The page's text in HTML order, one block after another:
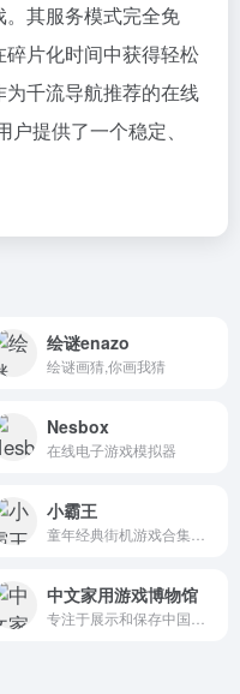
其服务模式完全免
片化时间中获得轻松
千流导航推荐的在线
提供了一个稳定、
绘谜enazo
绘谜画猜,你画我猜
Nesbox
在线电子游戏模拟器
小霸王
中文家用游戏博物馆